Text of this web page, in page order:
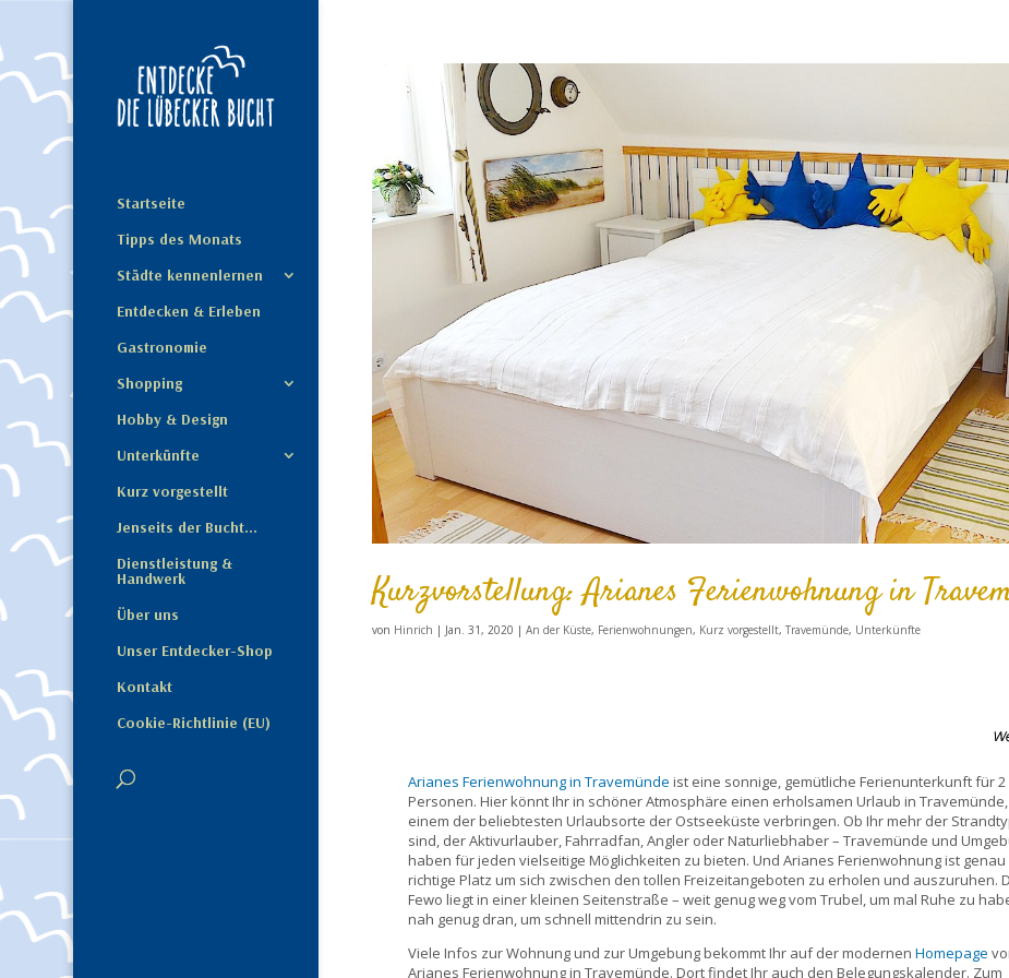
Startseite
Tipps des Monats
Städte kennenlernen
Entdecken & Erleben
Gastronomie
Shopping
Hobby & Design
Unterkünfte
Kurz vorgestellt
Jenseits der Bucht…
Dienstleistung &
Handwerk
Über uns
Unser Entdecker-Shop
Kontakt
Cookie-Richtlinie (EU)
Kurzvorstellung: Arianes Ferienwohnung in
von Hinrich | Jan. 31, 2020 |An der Küste, Ferienwohnungen, Kurz vorgestellt,Travemünde, Unterkünfte
Arianes Ferienwohnung in Travemünde ist eine sonnige, gemütliche Ferienunterkunft für 2
Personen. Hier könnt Ihr in schöner Atmosphäre einen erholsamen Urlaub in Travemünde,
einem der beliebtesten Urlaubsorte der Ostseeküste verbringen. Ob Ihr mehr der
sind, der Aktivurlauber, Fahrradfan, Angler oder Naturliebhaber – Travemünde und
haben für jeden vielseitige Möglichkeiten zu bieten. Und Arianes Ferienwohnung ist
richtige Platz um sich zwischen den tollen Freizeitangeboten zu erholen und auszuruhen.
Fewo liegt in einer kleinen Seitenstraße – weit genug weg vom Trubel, um mal Ruhe zu
nah genug dran, um schnell mittendrin zu sein.
Viele Infos zur Wohnung und zur Umgebung bekommt Ihr auf der modernenHomepage
Arianes Ferienwohnung in Travemünde. Dort findet Ihr auch den Belegungskalender. Zum